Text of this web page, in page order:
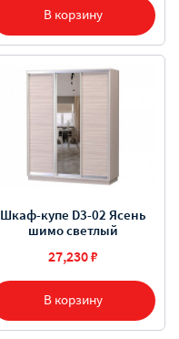
В корзину
В корзину
Шкаф-купе D3-02 Ясень
шимо светлый
27,230 ₽